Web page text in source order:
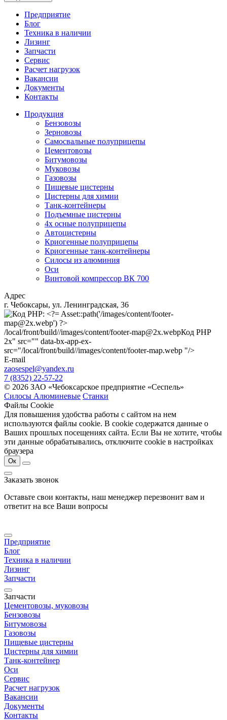
Предприятие
Блог
Техника в наличии
Лизинг
Запчасти
Сервис
Расчет нагрузок
Вакансии
Документы
Контакты
Продукция
Бензовозы
Зерновозы
Самосвальные полуприцепы
Цементовозы
Битумовозы
Муковозы
Газовозы
Пищевые цистерны
Цистерны для химии
Танк-контейнеры
Подъемные цистерны
4х осные полуприцепы
Автоцистерны
Криогенные полуприцепы
Криогенные танк-контейнеры
Силосы из алюминия
Оси
Винтовой компрессор ВК 700
Адрес
г. Чебоксары, ул. Ленинградская, 36
/local/front/build//images/content/footer-map@2x.webpКод PHP
2x" src="" data-bx-app-ex-
src="/local/front/build//images/content/footer-map.webp "/>
E-mail
zaosespel@yandex.ru
7 (8352) 22-57-22
© 2026 ЗАО «Чебоксарское предприятие «Сеспель»
Силосы Алюминевые Станки
Файлы Cookie
Для повышения удобства работы с сайтом на нем
используются файлы cookie. В cookie содержатся данные о
Ваших прошлых посещениях сайта. Если Вы не хотите, чтобы
эти данные обрабатывались, отключите cookie в настройках
браузера
Ок
Заказать звонок
Оставьте свои контакты, наш менеджер перезвонит вам и
ответит на все Ваши вопросы
Предприятие
Блог
Техника в наличии
Лизинг
Запчасти
Запчасти
Цементовозы, муковозы
Бензовозы
Битумовозы
Газовозы
Пищевые цистерны
Цистерны для химии
Танк-контейнер
Оси
Сервис
Расчет нагрузок
Вакансии
Документы
Контакты